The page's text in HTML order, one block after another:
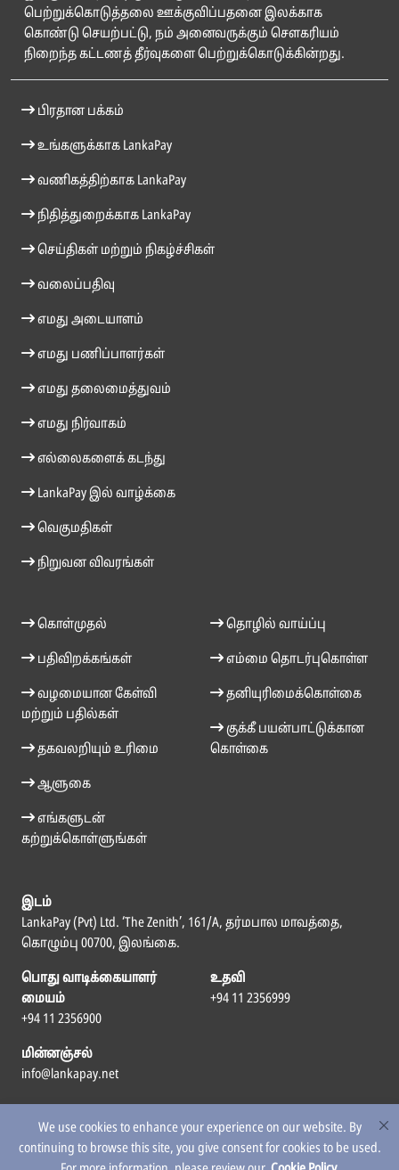
We use cookies to enhance your experience on our website. By
continuing to browse this site, you give consent for cookies to be used.
பெற்றுக்கொடுத்தலை ஊக்குவிப்பதனை இலக்காக
கொண்டு செயற்பட்டு, நம் அனைவருக்கும் சௌகரியம்
நிறைந்த கட்டணத் தீர்வுகளை பெற்றுக்கொடுக்கின்றது.
பிரதான பக்கம்
உங்களுக்காக LankaPay
வணிகத்திற்காக LankaPay
நிதித்துறைக்காக LankaPay
செய்திகள் மற்றும் நிகழ்ச்சிகள்
வலைப்பதிவு
எமது அடையாளம்
எமது பணிப்பாளர்கள்
எமது தலைமைத்துவம்
எமது நிர்வாகம்
எல்லைகளைக் கடந்து
LankaPay இல் வாழ்க்கை
வெகுமதிகள்
நிறுவன விவரங்கள்
கொள்முதல்
பதிவிறக்கங்கள்
வழமையான கேள்வி
மற்றும் பதில்கள்
தகவலறியும் உரிமை
ஆளுகை
எங்களுடன்
கற்றுக்கொள்ளுங்கள்
தொழில் வாய்ப்பு
எம்மை தொடர்புகொள்ள
தனியுரிமைக்கொள்கை
குக்கீ பயன்பாட்டுக்கான
கொள்கை
இடம்
LankaPay (Pvt) Ltd. ‘The Zenith’, 161/A, தர்மபால மாவத்தை,
கொழும்பு 00700, இலங்கை.
பொது வாடிக்கையாளர்
மையம்
+94 11 2356900
உதவி
+94 11 2356999
மின்னஞ்சல்
info@lankapay.net
எம்மைப் பின்தொடர